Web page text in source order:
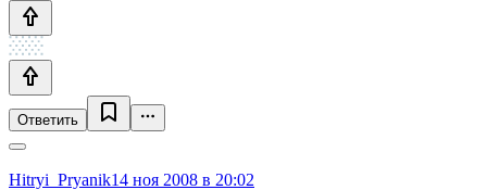
Ответить
Hitryi_Pryanik14 ноя 2008 в 20:02